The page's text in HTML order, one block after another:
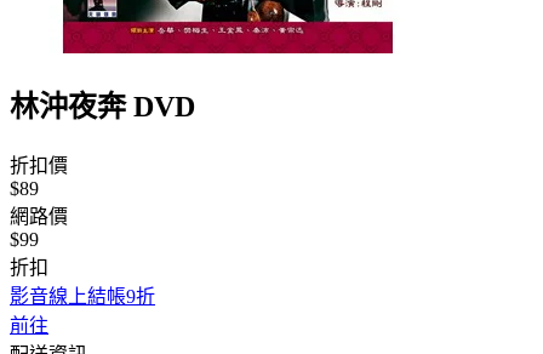
林沖夜奔 DVD
折扣價
$89
網路價
$99
折扣
影音線上結帳9折
前往